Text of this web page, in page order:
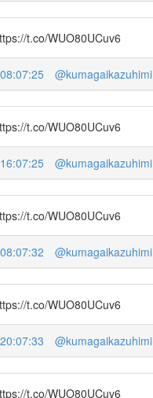
t.co/WUO80UCuv6
@kumagaikazuhimi
t.co/WUO80UCuv6
@kumagaikazuhimi
t.co/WUO80UCuv6
@kumagaikazuhimi
t.co/WUO80UCuv6
@kumagaikazuhimi
t.co/WUO80UCuv6